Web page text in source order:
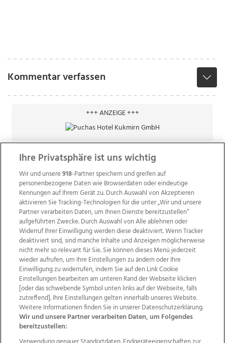
Kommentar verfassen
+++ ANZEIGE +++
Wir über uns Mediadaten Kontakt
Jobs
Datenschutz
Impressum
AGB Anzeigekunden
AGB Website
Ehrenkodex Politische Werbung
Ihre Privatsphäre ist uns wichtig
Wir und unsere918-Partner speichern und greifen auf
personenbezogene Daten wie Browserdaten oder eindeutige
Kennungen auf Ihrem Gerät zu. Durch Auswahl von Akzeptieren
aktivieren Sie Tracking-Technologien für die unter „Wir und unsere
Partner verarbeiten Daten, um Ihnen Dienste bereitzustellen“
aufgeführten Zwecke. Durch Auswahl von Alle ablehnen oder
Widerruf Ihrer Einwilligung werden diese deaktiviert. Wenn Tracker
deaktiviert sind, sind manche Inhalte und Anzeigen möglicherweise
nicht mehr so relevant für Sie. Sie können dieses Menü jederzeit
wieder aufrufen, um Ihre Einstellungen zu ändern oder Ihre
Einwilligung zu widerrufen, indem Sie auf den Link Cookie
Einstellungen bearbeiten am unteren Rand der Webseite klicken
[oder das schwebende Symbol unten links auf der Webseite, falls
zutreffend]. Ihre Einstellungen gelten innerhalb unseres Website.
Weitere Informationen finden Sie in unserer Datenschutzerklärung.
Wir und unsere Partner verarbeiten Daten, um Folgendes
bereitzustellen: